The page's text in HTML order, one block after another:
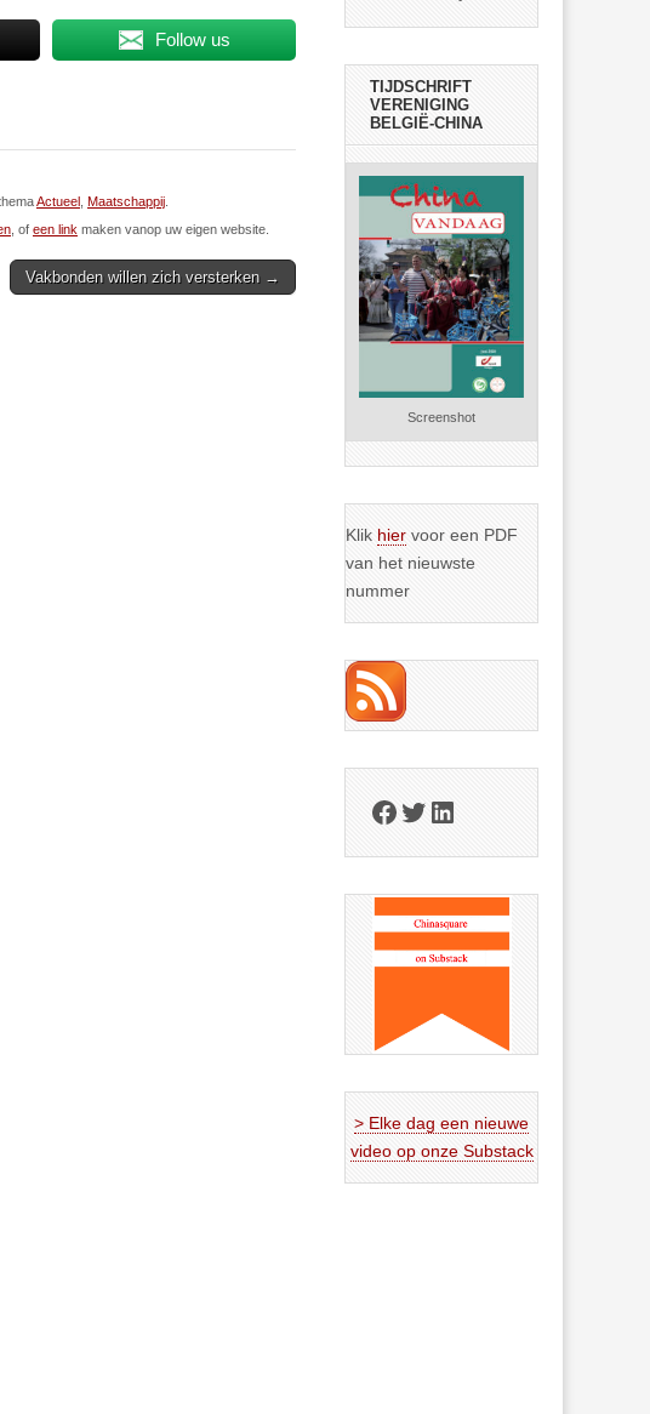
Follow us
Actueel Maatschappij
, of een link maken vanop uw eigen website.
Vakbonden willen zich versterken →
TIJDSCHRIFT
VERENIGING
BELGIË-CHINA
Screenshot
Klik hier voor een PDF
van het nieuwste
nummer
Facebook
Twitter
LinkedIn
> Elke dag een nieuwe
video op onze Substack